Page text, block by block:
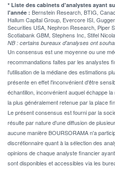
* Liste des cabinets d'analystes ayant
l'année : Bernstein Research, BTIG,
Hallum Capital Group, Evercore ISI,
Securities USA, Nephron Research, Piper
Scotiabank GBM, Stephens Inc, Stifel
NB : certains bureaux d'analyses ont
Un consensus est une moyenne ou une
recommandations faites par les analystes
l'utilisation de la médiane des estimations
présente en effet l'inconvénient d'être
échantillon, inconvénient auquel échappe
la plus généralement retenue par la place
Le présent consensus est fourni par la
résulte par nature d'une diffusion de
aucune manière BOURSORAMA n'a
discrétionnaire quant à la sélection des
opinions de chaque analyste financier
sont disponibles et accessibles via les